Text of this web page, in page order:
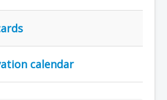
calendar